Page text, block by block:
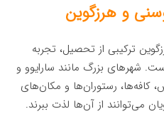
و هرزگوین
ترکیبی از تحصیل، تجربه
شهرهای بزرگ مانند سارایوو و
کافه‌ها، رستوران‌ها و مکان‌های
می‌توانند از آن‌ها لذت ببرند.